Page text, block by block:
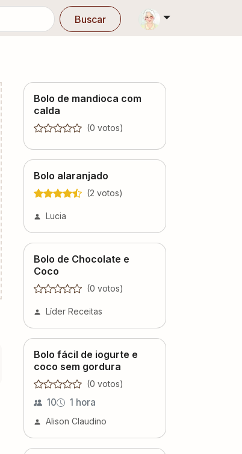
Buscar
Bolo de mandioca com
calda
(0 votos)
Bolo alaranjado
(2 votos)
Lucia
Bolo de Chocolate e
Coco
(0 votos)
Líder Receitas
Bolo fácil de iogurte e
coco sem gordura
(0 votos)
10 1 hora
Alison Claudino